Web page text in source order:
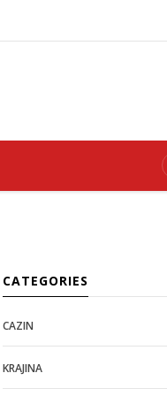
CATEGORIES
CAZIN
KRAJINA